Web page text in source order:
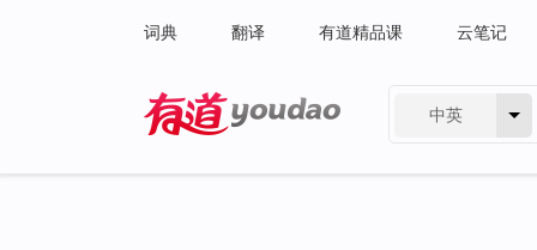
词典 翻译 有道精品课 云笔记
中英